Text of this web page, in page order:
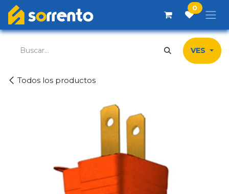
Ir al contenido 0
Todos los productos
VES